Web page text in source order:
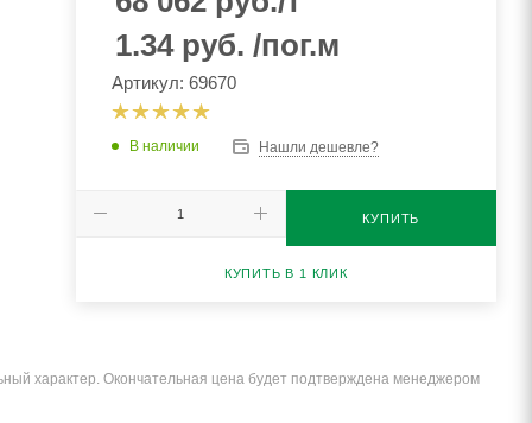
1.34 руб. /пог.м
Артикул: 69670
В наличии Нашли дешевле?
КУПИТЬ
КУПИТЬ В 1 КЛИК
характер. Окончательная цена будет подтверждена менеджером